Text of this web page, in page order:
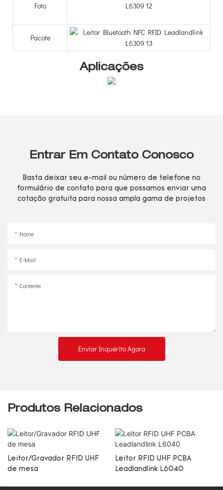
Foto
Pacote
Aplicações
Entrar Em Contato Conosco
Basta deixar seu e-mail ou número de telefone no
formulário de contato para que possamos enviar uma
cotação gratuita para nossa ampla gama de projetos
Nome
E-Mail
Contente
Enviar Inquérito Agora
Produtos Relacionados
Leitor/Gravador RFID UHF
de mesa
Leitor RFID UHF PCBA
Leadlandlink L6040